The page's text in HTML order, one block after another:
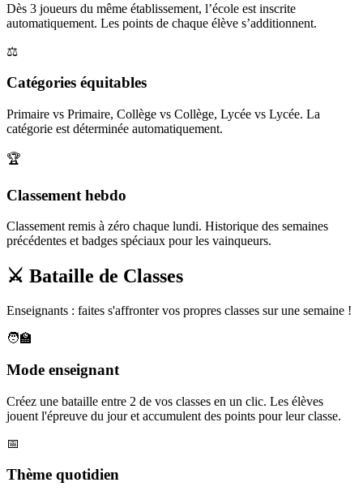
Dès 3 joueurs du même établissement, l’école est inscrite
automatiquement. Les points de chaque élève s’additionnent.
⚖️
Catégories équitables
Primaire vs Primaire, Collège vs Collège, Lycée vs Lycée. La
catégorie est déterminée automatiquement.
🏆
Classement hebdo
Classement remis à zéro chaque lundi. Historique des semaines
précédentes et badges spéciaux pour les vainqueurs.
⚔️ Bataille de Classes
Enseignants : faites s'affronter vos propres classes sur une semaine !
🧑‍🏫
Mode enseignant
Créez une bataille entre 2 de vos classes en un clic. Les élèves
jouent l'épreuve du jour et accumulent des points pour leur classe.
📅
Thème quotidien